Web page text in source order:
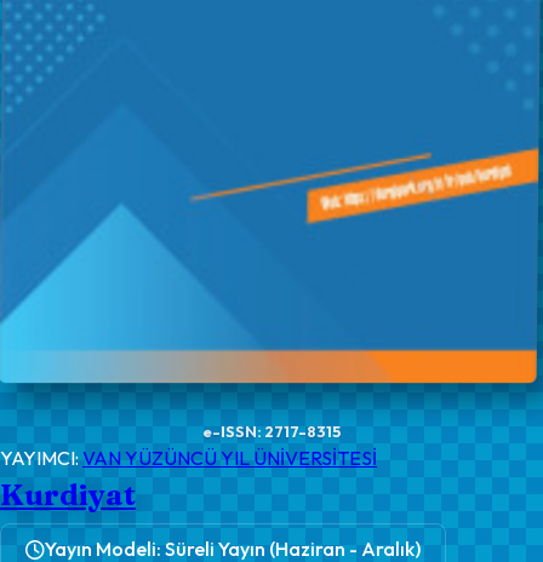
e-ISSN: 2717-8315
YAYIMCI:VAN YÜZÜNCÜ YIL ÜNİVERSİTESİ
Kurdiyat
Yayın Modeli: Süreli Yayın (Haziran - Aralık)